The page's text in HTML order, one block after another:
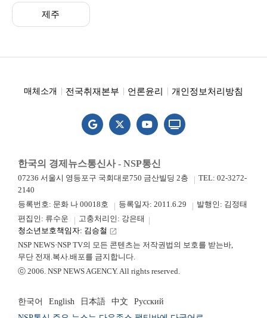
제주
매체소개 전국취재본부 언론윤리 개인정보처리방침
한국의 경제뉴스통신사 - NSP통신
07236 서울시 영등포구 국회대로750 금산빌딩 2층
TEL: 02-3272-
2140
등록번호: 문화 나 00018호
등록일자: 2011.6.29
발행인: 김정태
편집인: 류수운
고충처리인: 강은태
청소년보호책임자: 김승철 launch
NSP NEWS·NSP TV의 모든 콘텐츠는 저작권법의 보호를 받는바,
무단 전재.복사.배포를 금지합니다.
ⓒ 2006. NSP NEWS AGENCY. All rights reserved.
한국어 English 日本語 中文
Русский